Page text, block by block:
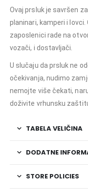
Ovaj prsluk je savršen
planinari, kamperi i
zaposlenici rade na
vozači, i dostavljači.
U slučaju da prsluk ne
očekivanja, nudimo
nemojte više čekati,
doživite vrhunsku
TABELA VELIČINA
DODATNE
STORE POLICIES